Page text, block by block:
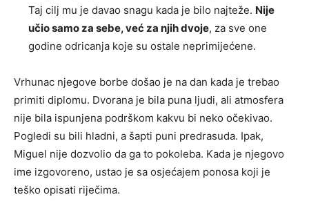
Taj cilj mu je davao snagu kada je bilo najteže. Nije
učio samo za sebe, već za njih dvoje, za sve one
godine odricanja koje su ostale neprimijećene.
Vrhunac njegove borbe došao je na dan kada je trebao
primiti diplomu. Dvorana je bila puna ljudi, ali atmosfera
nije bila ispunjena podrškom kakvu bi neko očekivao.
Pogledi su bili hladni, a šapti puni predrasuda. Ipak,
Miguel nije dozvolio da ga to pokoleba. Kada je njegovo
ime izgovoreno, ustao je sa osjećajem ponosa koji je
teško opisati riječima.